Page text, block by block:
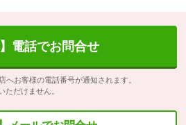
】電話でお問合せ
へお客様の電話番号が通知されます。
ただけません。